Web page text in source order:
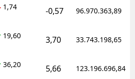
1,74 -0,57 96.970.363,89
19,60 3,70 33.743.198,65
36,20 5,66 123.196.696,84